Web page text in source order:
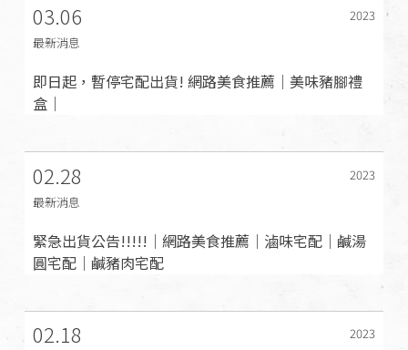
03.06
2023
最新消息
即日起，暫停宅配出貨! 網路美食推薦｜美味豬腳禮
盒｜
02.28
2023
最新消息
緊急出貨公告!!!!!｜網路美食推薦｜滷味宅配｜鹹湯
圓宅配｜鹹豬肉宅配
02.18
2023